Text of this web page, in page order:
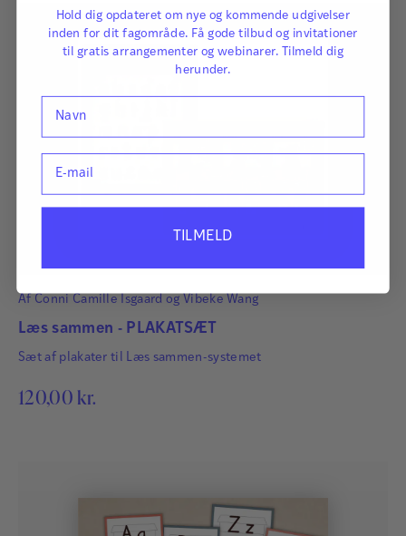
Af Conni Camille Isgaard og Vibeke Wang
Læs sammen - PLAKATSÆT
Sæt af plakater til Læs sammen-systemet
120,00 kr.
Hold dig opdateret om nye og kommende udgivelser
inden for dit fagområde. Få gode tilbud og invitationer
til gratis arrangementer og webinarer. Tilmeld dig
herunder.
TILMELD